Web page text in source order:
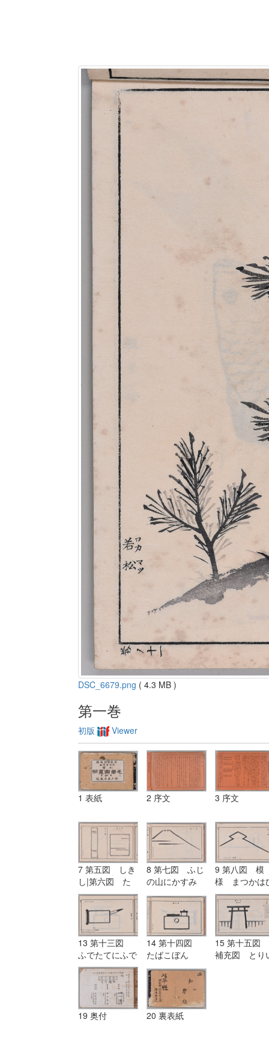
DSC_6679.png ( 4.3 MB )
第一巻
初版 Viewer
1 表紙 2 序文 3 序文
7 第五図 しき
し|第六図 た
んざく
8 第七図 ふじ
の山にかすみ
9 第八図 模
様 まつかは
し
13 第十三図
ふでたてにふで
14 第十四図
たばこぼん
15 第十五図
補充図 とり
19 奥付 20 裏表紙